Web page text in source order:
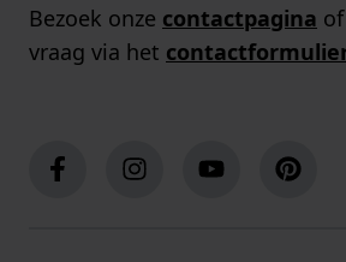
Bezoek onze contactpagina
vraag via het